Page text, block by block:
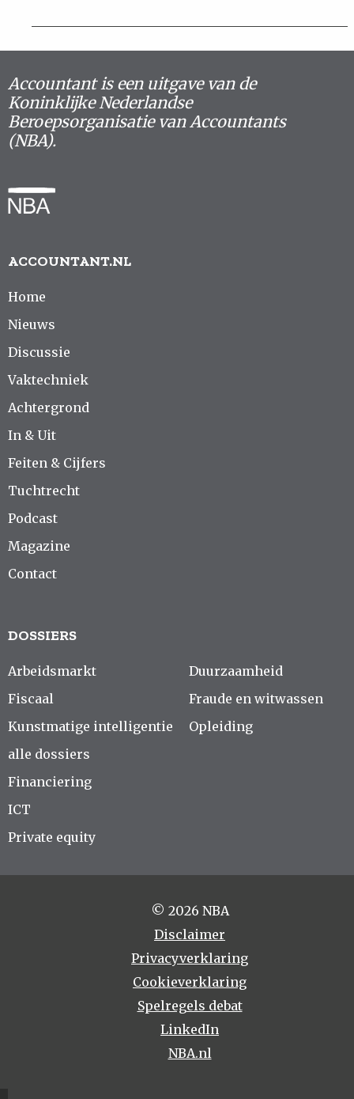
Accountant is een uitgave van de
Koninklijke Nederlandse
Beroepsorganisatie van Accountants
(NBA).
ACCOUNTANT.NL
Home
Nieuws
Discussie
Vaktechniek
Achtergrond
In & Uit
Feiten & Cijfers
Tuchtrecht
Podcast
Magazine
Contact
DOSSIERS
Arbeidsmarkt
Fiscaal
Kunstmatige intelligentie
alle dossiers
Duurzaamheid
Fraude en witwassen
Opleiding
Financiering
ICT
Private equity
© 2026 NBA
Disclaimer
Privacyverklaring
Cookieverklaring
Spelregels debat
LinkedIn
NBA.nl